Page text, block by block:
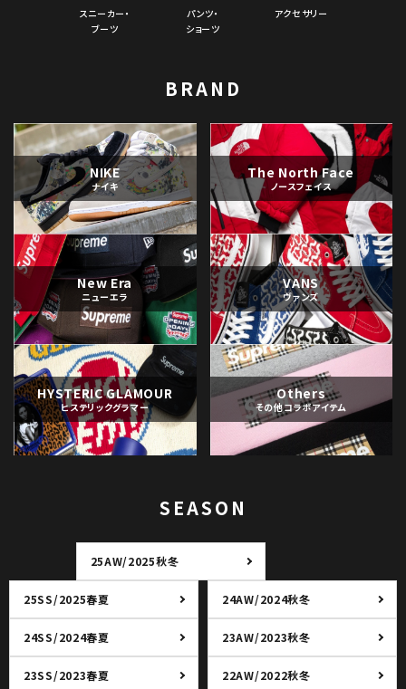
スニーカー・
ブーツ
パンツ・
ショーツ
アクセサリー
BRAND
NIKE
ナイキ
The North Face
ノースフェイス
New Era
ニューエラ
VANS
ヴァンズ
HYSTERIC GLAMOUR
ヒステリックグラマー
Others
その他コラボアイテム
SEASON
25AW/2025秋冬
25SS/2025春夏 24AW/2024秋冬
24SS/2024春夏 23AW/2023秋冬
23SS/2023春夏 22AW/2022秋冬